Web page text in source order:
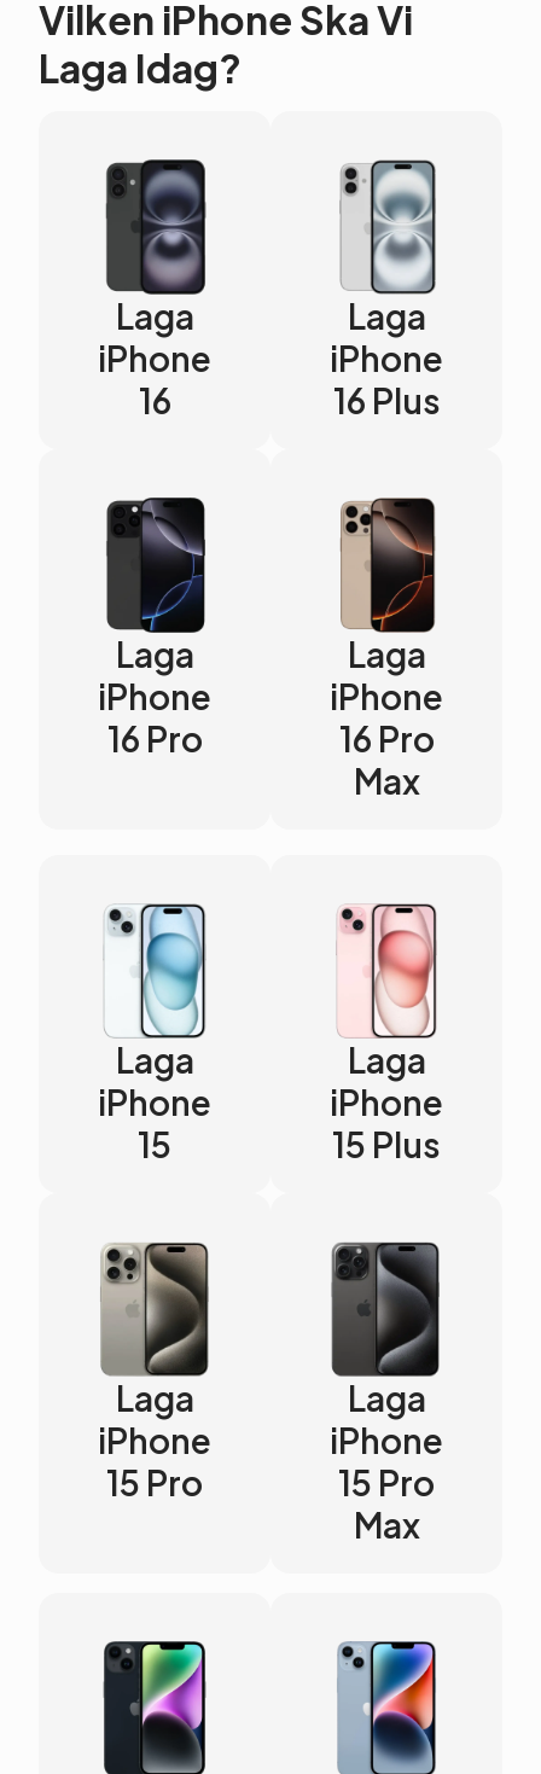
Vilken iPhone Ska Vi
Laga Idag?
Laga
iPhone
16
Laga
iPhone
16 Plus
Laga
iPhone
16 Pro
Laga
iPhone
16 Pro
Max
Laga
iPhone
15
Laga
iPhone
15 Plus
Laga
iPhone
15 Pro
Laga
iPhone
15 Pro
Max